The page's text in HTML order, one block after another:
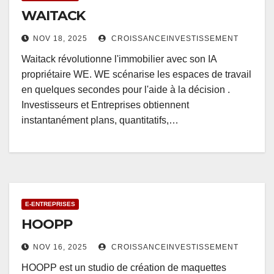
WAITACK
NOV 18, 2025 CROISSANCEINVESTISSEMENT
Waitack révolutionne l'immobilier avec son IA
propriétaire WE. WE scénarise les espaces de travail
en quelques secondes pour l'aide à la décision .
Investisseurs et Entreprises obtiennent
instantanément plans, quantitatifs,…
E-ENTREPRISES
HOOPP
NOV 16, 2025 CROISSANCEINVESTISSEMENT
HOOPP est un studio de création de maquettes